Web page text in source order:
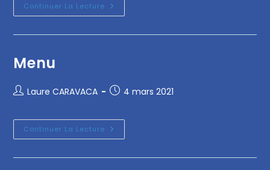
Continuer La Lecture
Menu
Laure CARAVACA 4 mars 2021
Continuer La Lecture